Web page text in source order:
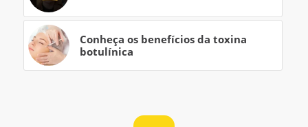
Conheça os benefícios da toxina
botulínica